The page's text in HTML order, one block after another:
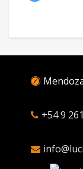
+54 9